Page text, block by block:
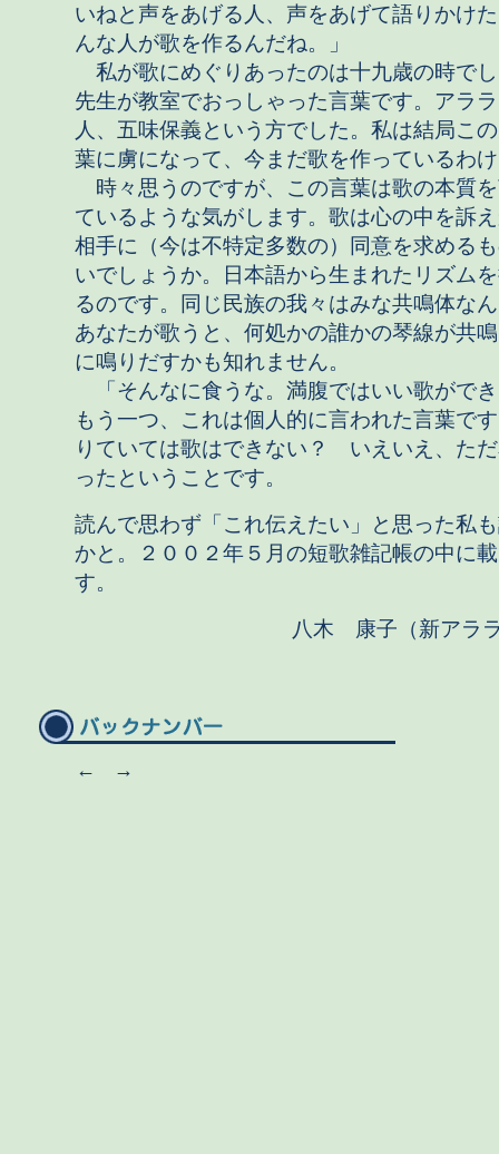
いねと声をあげる人、声をあげて語りかけ
んな人が歌を作るんだね。」
私が歌にめぐりあったのは十九歳の時で
先生が教室でおっしゃった言葉です。アラ
人、五味保義という方でした。私は結局こ
葉に虜になって、今まだ歌を作っているわ
時々思うのですが、この言葉は歌の本質
ているような気がします。歌は心の中を訴
相手に（今は不特定多数の）同意を求める
いでしょうか。日本語から生まれたリズム
るのです。同じ民族の我々はみな共鳴体な
あなたが歌うと、何処かの誰かの琴線が共
に鳴りだすかも知れません。
「そんなに食うな。満腹ではいい歌がで
もう一つ、これは個人的に言われた言葉で
りていては歌はできない？ いえいえ、た
ったということです。
読んで思わず「これ伝えたい」と思った私
かと。２００２年５月の短歌雑記帳の中に
す。
八木 康子（新アラ
← →